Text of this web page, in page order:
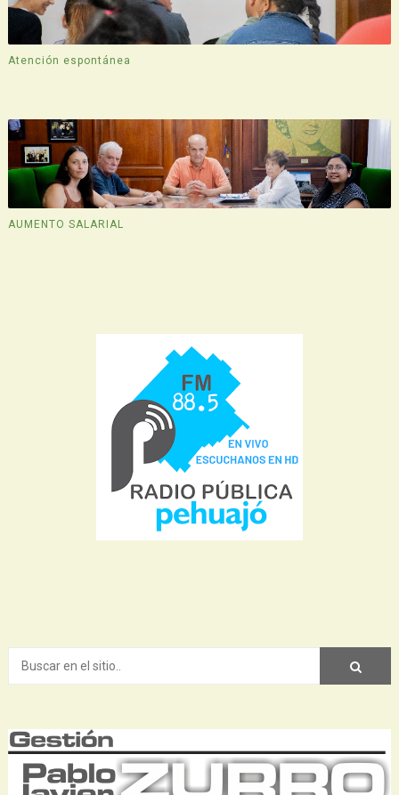
Atención espontánea
AUMENTO SALARIAL